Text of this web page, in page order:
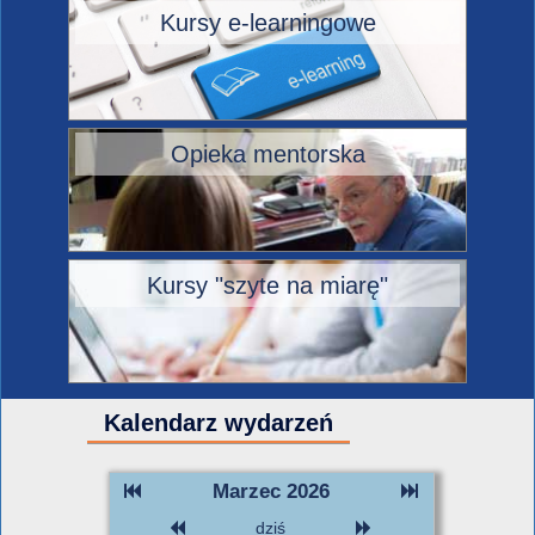
Kursy e-learningowe
Opieka mentorska
Kursy "szyte na miarę"
Kalendarz wydarzeń
Marzec 2026
dziś